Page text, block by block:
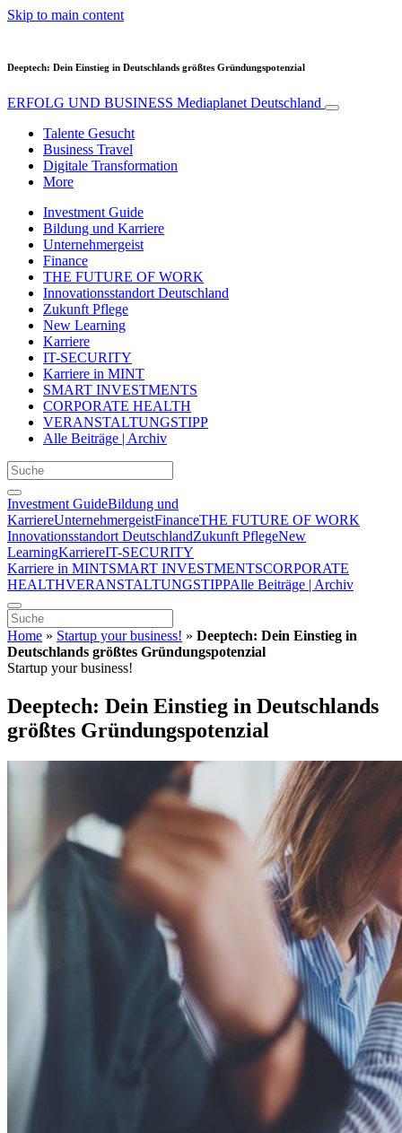
Skip to main content
Deeptech: Dein Einstieg in Deutschlands größtes Gründungspotenzial
ERFOLG UND BUSINESS Mediaplanet Deutschland
Talente Gesucht
Business Travel
Digitale Transformation
More
Investment Guide
Bildung und Karriere
Unternehmergeist
Finance
THE FUTURE OF WORK
Innovationsstandort Deutschland
Zukunft Pflege
New Learning
Karriere
IT-SECURITY
Karriere in MINT
SMART INVESTMENTS
CORPORATE HEALTH
VERANSTALTUNGSTIPP
Alle Beiträge | Archiv
Investment GuideBildung und
KarriereUnternehmergeistFinanceTHE FUTURE OF WORK
Innovationsstandort DeutschlandZukunft PflegeNew
LearningKarriereIT-SECURITY
Karriere in MINTSMART INVESTMENTSCORPORATE
HEALTHVERANSTALTUNGSTIPPAlle Beiträge | Archiv
Home » Startup your business! » Deeptech: Dein Einstieg in
Deutschlands größtes Gründungspotenzial
Startup your business!
Deeptech: Dein Einstieg in Deutschlands
größtes Gründungspotenzial